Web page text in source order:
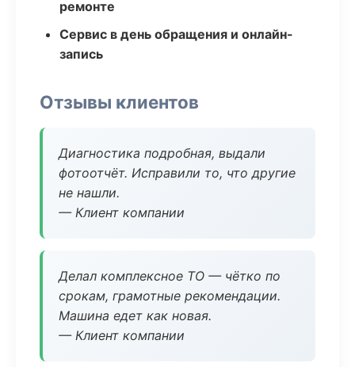
ремонте
Сервис в день обращения и онлайн-
запись
Отзывы клиентов
Диагностика подробная, выдали
фотоотчёт. Исправили то, что другие
не нашли.
— Клиент компании
Делал комплексное ТО — чётко по
срокам, грамотные рекомендации.
Машина едет как новая.
— Клиент компании